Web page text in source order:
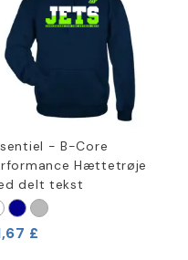
- B-Core
Hættetrøje
delt tekst
£